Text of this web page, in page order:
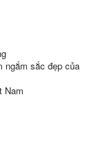
ngắm sắc đẹp của
Nam